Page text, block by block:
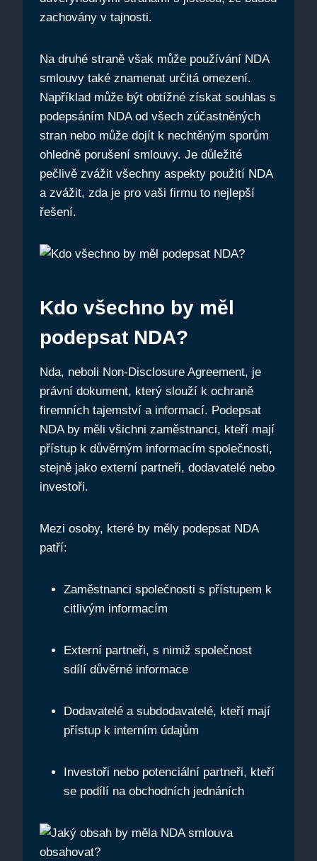
zachovány v tajnosti.
Na druhé straně však může používání NDA
smlouvy také znamenat určitá omezení.
Například může být obtížné získat souhlas s
podepsáním NDA od všech zúčastněných
stran nebo může dojít k nechtěným sporům
ohledně porušení smlouvy. Je důležité
pečlivě zvážit všechny aspekty použití NDA
a zvážit, zda je pro vaši firmu to nejlepší
řešení.
Kdo všechno by měl
podepsat NDA?
Nda, neboli Non-Disclosure Agreement, je
právní dokument, který slouží k ochraně
firemních tajemství a informací. Podepsat
NDA by měli všichni zaměstnanci, kteří mají
přístup k důvěrným informacím společnosti,
stejně jako externí partneři, dodavatelé nebo
investoři.
Mezi osoby, které by měly podepsat NDA
patří:
Zaměstnanci společnosti s přístupem k
citlivým informacím
Externí partneři, s nimiž společnost
sdílí důvěrné informace
Dodavatelé a subdodavatelé, kteří mají
přístup k interním údajům
Investoři nebo potenciální partneři, kteří
se podílí na obchodních jednáních